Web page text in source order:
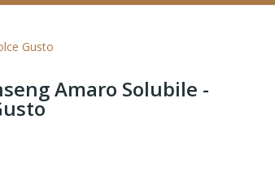
Gusto
Amaro Solubile -